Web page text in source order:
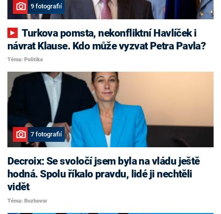
9 fotografií
Turkova pomsta, nekonfliktní Havlíček i
návrat Klause. Kdo může vyzvat Petra Pavla?
Téma: Politika
7 fotografií
Decroix: Se svoločí jsem byla na vládu ještě
hodná. Spolu říkalo pravdu, lidé ji nechtěli
vidět
Téma: Rozhovor